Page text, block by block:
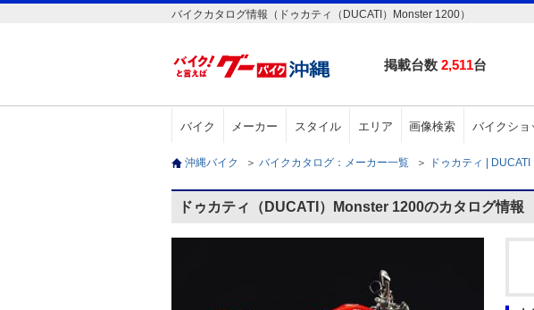
バイクカタログ情報（ドゥカティ（DUCATI）Monster 1200）
掲載台数 2,511台
バイク メーカー スタイル エリア 画像検索 バイクショ
沖縄バイク ＞ バイクカタログ：メーカー一覧 ＞ ドゥカティ | DUCATI
ドゥカティ（DUCATI）Monster 1200のカタログ情報